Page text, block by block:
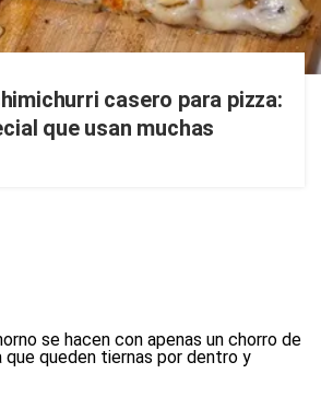
casero para pizza:
que usan muchas